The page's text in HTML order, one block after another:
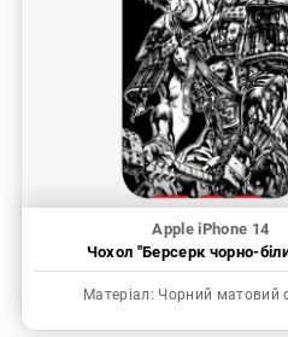
Apple iPhone 14
Чохол "Берсерк чорно-
Матеріал: Чорний матовий